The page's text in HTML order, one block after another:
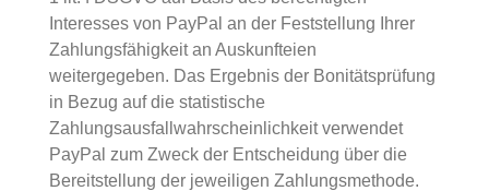
Interesses von PayPal an der Feststellung Ihrer
Zahlungsfähigkeit an Auskunfteien
weitergegeben. Das Ergebnis der Bonitätsprüfung
in Bezug auf die statistische
Zahlungsausfallwahrscheinlichkeit verwendet
PayPal zum Zweck der Entscheidung über die
Bereitstellung der jeweiligen Zahlungsmethode.